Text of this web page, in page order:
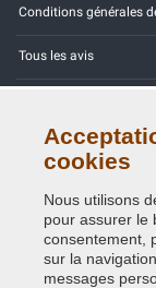
Conditions générales
Tous les avis
Contactez-nous
Politique de
cookies
Nous utilisons
pour assurer le
consentement,
sur la
messages